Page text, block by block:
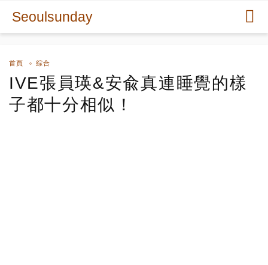
Seoulsunday
首頁 綜合
IVE張員瑛&安兪真連睡覺的樣
子都十分相似！